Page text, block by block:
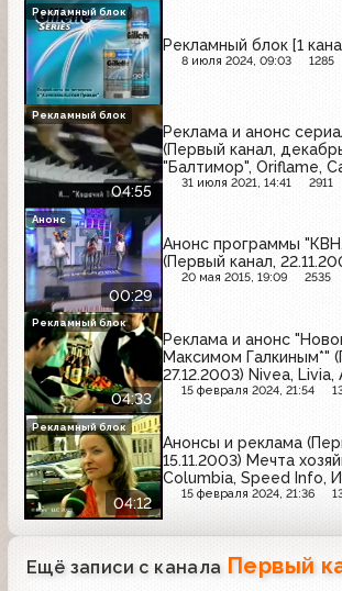
Рекламный блок [1
8 июля 2024, 09:03 1285
Рекламный блок
04:55
Реклама и анонс
(Первый канал,
"Балтимор", Oriflame,
Жемчуг, National
31 июля 2021, 14:41 2911
Рекламный блок
00:29
Анонс программы
(Первый канал,
20 мая 2015, 19:09 2535
Анонс
04:33
Реклама и анонс
Максимом Галкиным*"
27.12.2003) Nivea,
Avon, Philips, Солодов,
15 февраля 2024, 21:54
Рекламный блок
04:12
Анонсы и реклама
15.11.2003) Мечта
Columbia, Speed Info,
Olympus, Добрый,
15 февраля 2024, 21:36
Рекламный блок
Ещё записи с канала Первый